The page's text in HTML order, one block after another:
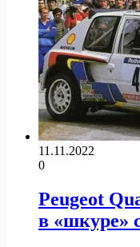
11.11.2022
0
Peugeot
в «шкуре»